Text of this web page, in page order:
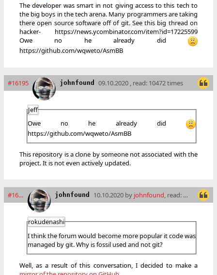
The developer was smart in not giving access to this tech to
the big boys in the tech arena. Many programmers are taking
there open source software off of git. See this big thread on
hacker- https://news.ycombinator.com/item?id=17225599
Owe no he already did
https://github.com/wqweto/AsmBB
#16195 johnfound 09.10.2020 , read: 10472 times
Jeff
Owe no he already did
https://github.com/wqweto/AsmBB
This repository is a clone by someone not associated with the
project. It is not even actively updated.
#16198 johnfound 10.10.2020 by johnfound, read: 10460 times
rokudenashi
I think the forum would become more popular it code was
managed by git. Why is fossil used and not git?
Well, as a result of this conversation, I decided to make a